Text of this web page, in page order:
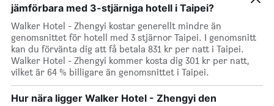
jämförbara med 3-stjärniga hotell i Taipei?
Walker Hotel - Zhengyi kostar generellt mindre än
genomsnittet för hotell med 3 stjärnor Taipei. I genomsnitt
kan du förvänta dig att få betala 831 kr per natt i Taipei.
Walker Hotel - Zhengyi kommer kosta dig 301 kr per natt,
vilket är 64 % billigare än genomsnittet i Taipei.
Hur nära ligger Walker Hotel - Zhengyi den